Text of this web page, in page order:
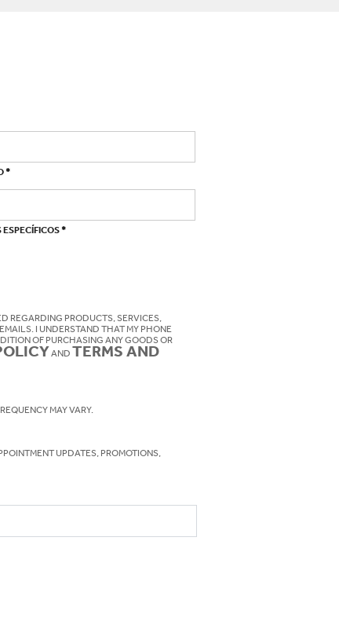
*
*
I UNDERSTAND THAT MY PHONE
OF PURCHASING ANY GOODS OR
ANDTERMS AND
APPLY. MESSAGE FREQUENCY MAY VARY.
UPDATES, PROMOTIONS,